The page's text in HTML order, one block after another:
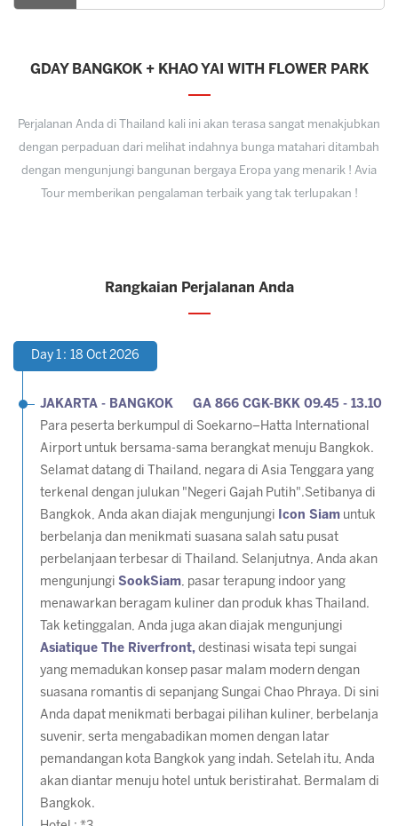
GDAY BANGKOK + KHAO YAI WITH FLOWER PARK
Perjalanan Anda di Thailand kali ini akan terasa sangat menakjubkan
dengan perpaduan dari melihat indahnya bunga matahari ditambah
dengan mengunjungi bangunan bergaya Eropa yang menarik ! Avia
Tour memberikan pengalaman terbaik yang tak terlupakan !
Rangkaian Perjalanan Anda
Day 1 : 18 Oct 2026
JAKARTA - BANGKOK GA 866 CGK-BKK 09.45 - 13.10
Para peserta berkumpul di Soekarno–Hatta International
Airport untuk bersama-sama berangkat menuju Bangkok.
Selamat datang di Thailand, negara di Asia Tenggara yang
terkenal dengan julukan "Negeri Gajah Putih".Setibanya di
Bangkok, Anda akan diajak mengunjungi
Icon Siam untuk
berbelanja dan menikmati suasana salah satu pusat
perbelanjaan terbesar di Thailand. Selanjutnya, Anda akan
mengunjungi SookSiam, pasar terapung indoor yang
menawarkan beragam kuliner dan produk khas Thailand.
Tak ketinggalan, Anda juga akan diajak mengunjungi
Asiatique The Riverfront, destinasi wisata tepi sungai
yang memadukan konsep pasar malam modern dengan
suasana romantis di sepanjang Sungai Chao Phraya. Di sini
Anda dapat menikmati berbagai pilihan kuliner, berbelanja
suvenir, serta mengabadikan momen dengan latar
pemandangan kota Bangkok yang indah. Setelah itu, Anda
akan diantar menuju hotel untuk beristirahat. Bermalam di
Bangkok.